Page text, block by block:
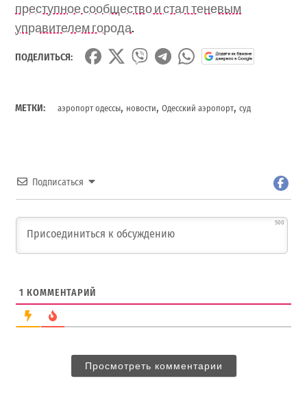
преступное сообщество и стал теневым
управителем города.
ПОДЕЛИТЬСЯ:
МЕТКИ: аэропорт одессы, новости,Одесский аэропорт,суд
Подписаться
500
1 КОММЕНТАРИЙ
Просмотреть комментарии